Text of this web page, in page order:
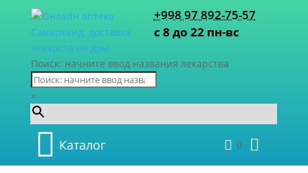
+998 97 892-75-57
с 8 до 22 пн-вс
Поиск: начните ввод названия лекарства
×
Каталог 0